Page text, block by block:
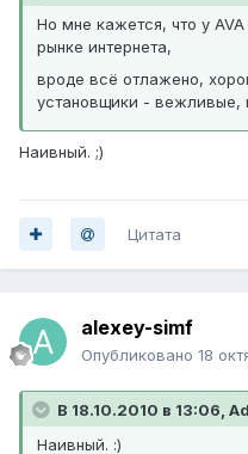
Но мне кажется, что у
рынке интернета,
вроде всё отлажено,
установщики - вежливые,
Наивный. ;)
Цитата
alexey-simf
Опубликовано 18
В 18.10.2010 в 13:06,
Наивный. :)